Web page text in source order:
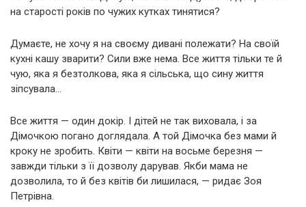
на старості років по чужих кутках тинятися?
Думаєте, не хочу я на своєму дивані полежати? На своїй
кухні кашу зварити? Сили вже нема. Все життя тільки те й
чую, яка я безтолкова, яка я сільська, що сину життя
зіпсувала…
Все життя — один докір. І дітей не так виховала, і за
Дімочкою погано доглядала. А той Дімочка без мами й
кроку не зробить. Квіти — квіти на восьме березня —
завжди тільки з її дозволу дарував. Якби мама не
дозволила, то й без квітів би лишилася, — ридає Зоя
Петрівна.